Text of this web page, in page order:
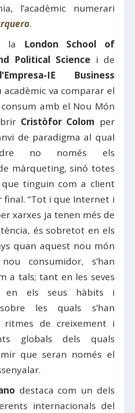
l’acadèmic numerari
.
la London School of
Political Science i de
IE Business
acadèmic va comparar el
amb el Nou Món
Cristòfor Colom per
de paradigma al qual
no només els
màrqueting, sinó totes
que tinguin com a client
final. “Tot i que Internet i
xarxes ja tenen més de
és sobretot en els
quan aquest nou món
consumidor, s’han
a tals; tant en les seves
en els seus hàbits i
les quals s’han
ritmes de creixement i
globals dels quals
que seran només el
destaca com un dels
internacionals del